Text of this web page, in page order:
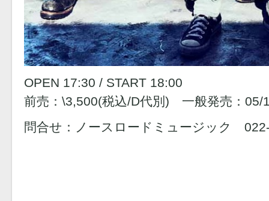
OPEN 17:30 / START 18:00
前売：\3,500(税込/D代別) 一般発売：05/
問合せ：ノースロードミュージック